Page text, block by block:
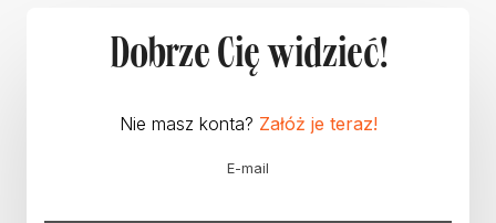
Dobrze Cię widzieć!
Nie masz konta? Załóż je teraz!
E-mail